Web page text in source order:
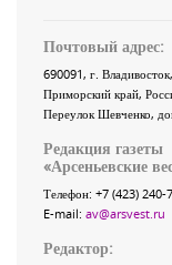
Почтовый адрес:
690091, г. Владивосток,
Приморский край,
Переулок Шевченко,
Редакция газеты
«Арсеньевские
Телефон: +7 (423) 240-
E-mail: av@arsvest.ru
Редактор: